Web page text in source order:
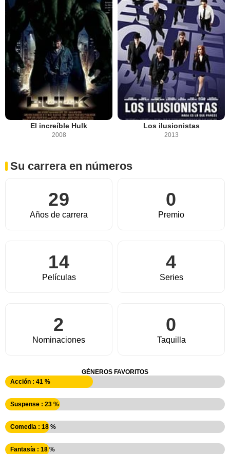
El increíble Hulk
2008
Los ilusionistas
2013
Su carrera en números
29
Años de carrera
0
Premio
14
Películas
4
Series
2
Nominaciones
0
Taquilla
GÉNEROS FAVORITOS
Acción : 41 %
Suspense : 23 %
Comedia : 18 %
Fantasía : 18 %